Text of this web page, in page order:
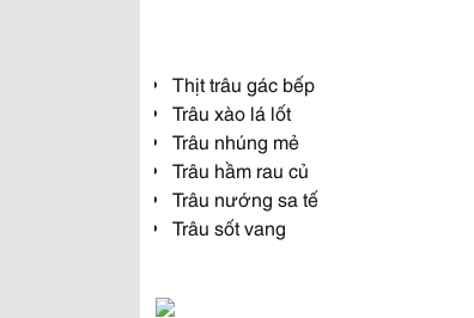
Thịt trâu gác bếp
Trâu xào lá lốt
Trâu nhúng mẻ
Trâu hầm rau củ
Trâu nướng sa tế
Trâu sốt vang